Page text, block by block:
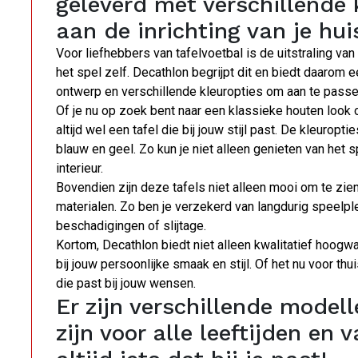
aan de inrichting van je
Voor liefhebbers van tafelvoetbal is de uitstraling
het spel zelf. Decathlon begrijpt dit en biedt daarom
ontwerp en verschillende kleuropties om aan te
Of je nu op zoek bent naar een klassieke houten
altijd wel een tafel die bij jouw stijl past. De
blauw en geel. Zo kun je niet alleen genieten van het
interieur.
Bovendien zijn deze tafels niet alleen mooi om te
materialen. Zo ben je verzekerd van langdurig
beschadigingen of slijtage.
Kortom, Decathlon biedt niet alleen kwalitatief
bij jouw persoonlijke smaak en stijl. Of het nu voor
die past bij jouw wensen.
Er zijn verschillende
zijn voor alle leeftijden en